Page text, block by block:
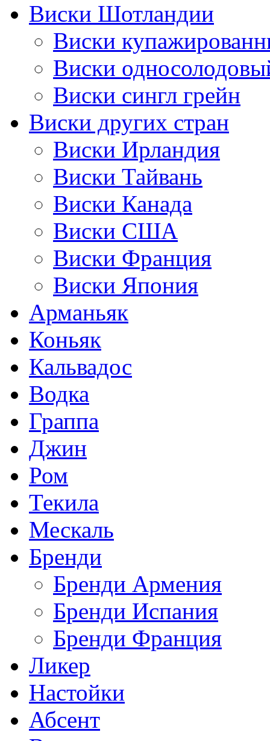
Виски Шотландии
Виски
Виски
Виски сингл грейн
Виски других стран
Виски Ирландия
Виски Тайвань
Виски Канада
Виски США
Виски Франция
Виски Япония
Арманьяк
Коньяк
Кальвадос
Водка
Граппа
Джин
Ром
Текила
Мескаль
Бренди
Бренди Армения
Бренди Испания
Бренди Франция
Ликер
Настойки
Абсент